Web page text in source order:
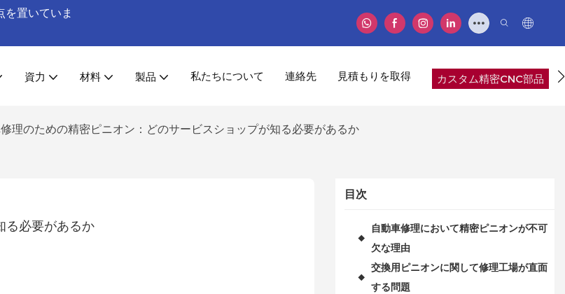
置いていま
資力 材料 製品 私たちについて 連絡先 見積もりを取得 カスタム精密CNC部品
理のための精密ピニオン：どのサービスショップが知る必要があるか
る必要があるか
目次
◆
自動車修理において精密ピニオンが不可
欠な理由
◆
交換用ピニオンに関して修理工場が直面
する問題